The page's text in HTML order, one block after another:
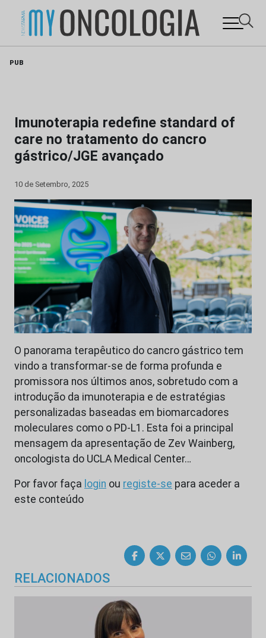
PUB
Imunoterapia redefine standard of
care no tratamento do cancro
gástrico/JGE avançado
10 de Setembro, 2025
O panorama terapêutico do cancro gástrico tem
vindo a transformar-se de forma profunda e
promissora nos últimos anos, sobretudo com a
introdução da imunoterapia e de estratégias
personalizadas baseadas em biomarcadores
moleculares como o PD-L1. Esta foi a principal
mensagem da apresentação de Zev Wainberg,
oncologista do UCLA Medical Center…
Por favor faça login ou registe-se para aceder a
este conteúdo
RELACIONADOS